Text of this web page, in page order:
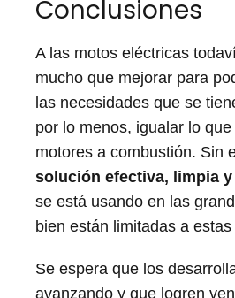
Conclusiones
A las motos eléctricas
mucho que mejorar para
las necesidades que se
por lo menos, igualar lo
motores a combustión. Sin
solución efectiva, limpia
se está usando en las
bien están limitadas a estas
Se espera que los
avanzando y que logren